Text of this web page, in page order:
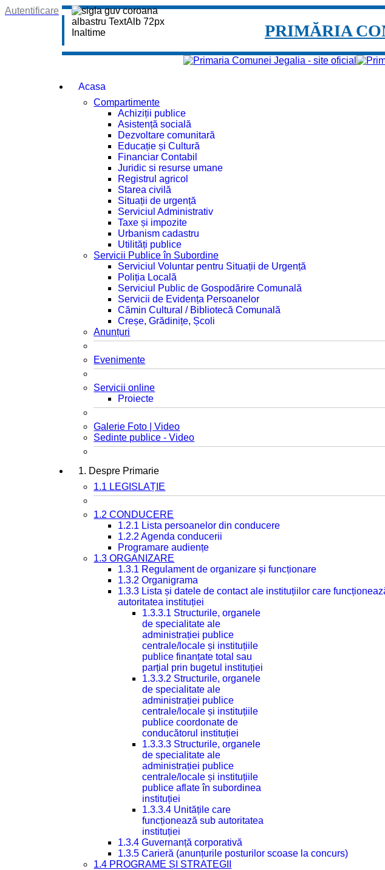
Autentificare
PRIMĂRIA
Acasa
Compartimente
Achiziții publice
Asistență socială
Dezvoltare comunitară
Educație și Cultură
Financiar Contabil
Juridic si resurse umane
Registrul agricol
Starea civilă
Situații de urgență
Serviciul Administrativ
Taxe și impozite
Urbanism cadastru
Utilități publice
Servicii Publice în Subordine
Serviciul Voluntar pentru Situații de Urgență
Poliția Locală
Serviciul Public de Gospodărire Comunală
Servicii de Evidența Persoanelor
Cămin Cultural / Bibliotecă Comunală
Creșe, Grădinițe, Școli
Anunțuri
Evenimente
Servicii online
Proiecte
Galerie Foto | Video
Sedinte publice - Video
1. Despre Primarie
1.1 LEGISLAȚIE
1.2 CONDUCERE
1.2.1 Lista persoanelor din conducere
1.2.2 Agenda conducerii
Programare audiențe
1.3 ORGANIZARE
1.3.1 Regulament de organizare și funcționare
1.3.2 Organigrama
1.3.3 Lista și datele de contact ale instituțiilor care
autoritatea instituției
1.3.3.1 Structurile, organele
de specialitate ale
administrației publice
centrale/locale și instituțiile
publice finanțate total sau
parțial prin bugetul instituției
1.3.3.2 Structurile, organele
de specialitate ale
administrației publice
centrale/locale și instituțiile
publice coordonate de
conducătorul instituției
1.3.3.3 Structurile, organele
de specialitate ale
administrației publice
centrale/locale și instituțiile
publice aflate în subordinea
instituției
1.3.3.4 Unitățile care
funcționează sub autoritatea
instituției
1.3.4 Guvernanță corporativă
1.3.5 Carieră (anunțurile posturilor scoase la concurs)
1.4 PROGRAME ȘI STRATEGII